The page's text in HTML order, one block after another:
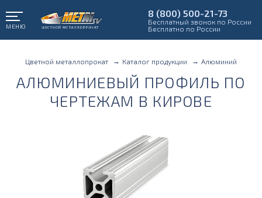
МЕНЮ
8 (800) 500-21-73
Бесплатный звонок по России
Бесплатно по России
Цветной металлопрокат Каталог продукции Алюминий
АЛЮМИНИЕВЫЙ ПРОФИЛЬ ПО
ЧЕРТЕЖАМ В КИРОВЕ